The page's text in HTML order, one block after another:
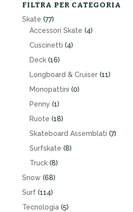
FILTRA PER CATEGORIA
Skate (77)
Accessori Skate (4)
Cuscinetti (4)
Deck (16)
Longboard & Cruiser (11)
Monopattini (0)
Penny (1)
Ruote (18)
Skateboard Assemblati (7)
Surfskate (8)
Truck (8)
Snow (68)
Surf (114)
Tecnologia (5)